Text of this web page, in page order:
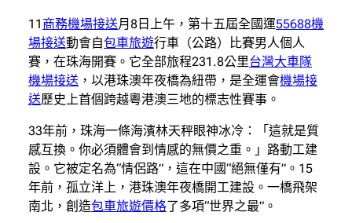
11 商務機場接送月8日上午，第十五屆全國運55688機
場接送動會自包車旅遊行車（公路）比賽男人個人
賽，在珠海開賽。它全部旅程231.8公里台灣大車隊
機場接送 ，以港珠澳年夜橋為紐帶，是全運會機場接
送歷史上首個跨越粵港澳三地的標志性賽事。
33年前，珠海一條海濱林天秤眼神冰冷：「這就是質
感互換。你必須體會到情感的無價之重。」路動工建
設。它被定名為“情侶路”，這在中國“絕無僅有”。15
年前，孤立洋上，港珠澳年夜橋開工建設。一橋飛架
南北，創造包車旅遊價格了多項“世界之最”。